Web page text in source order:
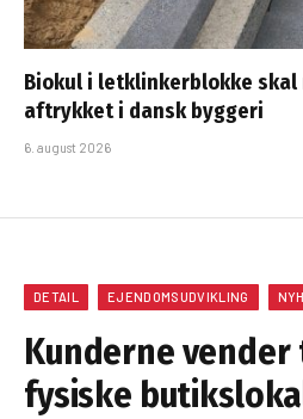
Biokul i letklinkerblokke skal
aftrykket i dansk byggeri
6. august 2026
DETAIL EJENDOMSUDVIKLING
Kunderne vender
fysiske